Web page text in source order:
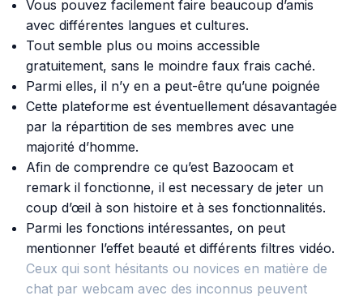
Vous pouvez facilement faire beaucoup d’amis
avec différentes langues et cultures.
Tout semble plus ou moins accessible
gratuitement, sans le moindre faux frais caché.
Parmi elles, il n’y en a peut-être qu’une poignée
Cette plateforme est éventuellement désavantagée
par la répartition de ses membres avec une
majorité d’homme.
Afin de comprendre ce qu’est Bazoocam et
remark il fonctionne, il est necessary de jeter un
coup d’œil à son histoire et à ses fonctionnalités.
Parmi les fonctions intéressantes, on peut
mentionner l’effet beauté et différents filtres vidéo.
Ceux qui sont hésitants ou novices en matière de
chat par webcam avec des inconnus peuvent